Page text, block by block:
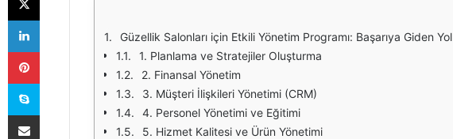
Güzellik Salonları için Etkili Yönetim Programı: Başarıya Giden Yol
1. Planlama ve Stratejiler Oluşturma
2. Finansal Yönetim
3. Müşteri İlişkileri Yönetimi (CRM)
4. Personel Yönetimi ve Eğitimi
5. Hizmet Kalitesi ve Ürün Yönetimi
LinkedIn
Pinterest
Skype
E-Posta ile paylaş